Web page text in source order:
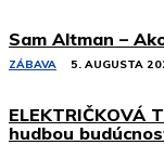
Sam Altman –
ZÁBAVA 5. AUGUSTA
ELEKTRIČKOVÁ
hudbou